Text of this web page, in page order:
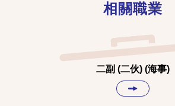
相關職業
二副 (二伙) (海事)